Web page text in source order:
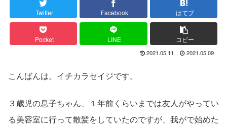
Twitter Facebook はてブ
Pocket LINE コピー
2021.05.11 2021.05.09
こんばんは。イチカラセイジです。
３歳児の息子ちゃん、１年前くらいまでは友人がやってい
る美容室に行って散髪をしていたのですが、我がで始めた